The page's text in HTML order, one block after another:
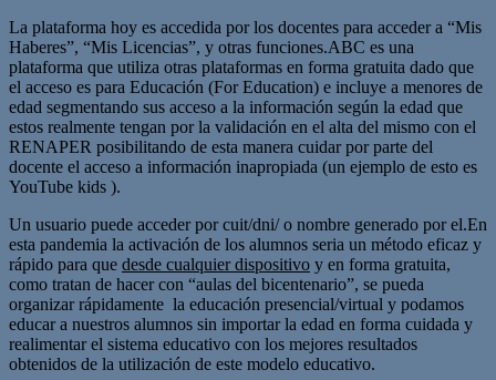
La plataforma hoy es accedida por los docentes para acceder a “Mis
Haberes”, “Mis Licencias”, y otras funciones.ABC es una
plataforma que utiliza otras plataformas en forma gratuita dado que
el acceso es para Educación (For Education) e incluye a menores de
edad segmentando sus acceso a la información según la edad que
estos realmente tengan por la validación en el alta del mismo con el
RENAPER posibilitando de esta manera cuidar por parte del
docente el acceso a información inapropiada (un ejemplo de esto es
YouTube kids ).
Un usuario puede acceder por cuit/dni/ o nombre generado por el.En
esta pandemia la activación de los alumnos seria un método eficaz y
rápido para que desde cualquier dispositivo y en forma gratuita,
como tratan de hacer con “aulas del bicentenario”, se pueda
organizar rápidamente la educación presencial/virtual y podamos
educar a nuestros alumnos sin importar la edad en forma cuidada y
realimentar el sistema educativo con los mejores resultados
obtenidos de la utilización de este modelo educativo.